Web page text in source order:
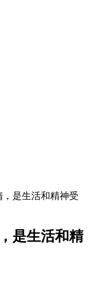
是生活和精神受
是生活和精